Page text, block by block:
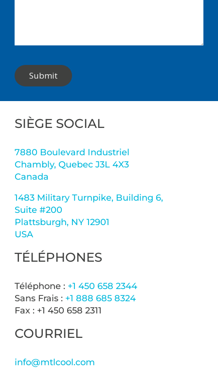
Submit
SIÈGE SOCIAL
7880 Boulevard Industriel
Chambly, Quebec J3L 4X3
Canada
1483 Military Turnpike, Building 6,
Suite #200
Plattsburgh, NY 12901
USA
TÉLÉPHONES
Téléphone : +1 450 658 2344
Sans Frais : +1 888 685 8324
Fax : +1 450 658 2311
COURRIEL
info@mtlcool.com